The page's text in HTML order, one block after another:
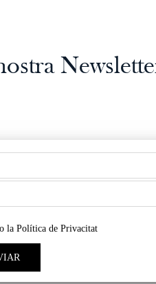
laPolítica de Privacitat